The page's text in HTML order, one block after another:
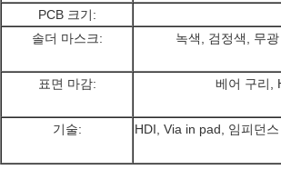
PCB 크기:
솔더 마스크:
녹색, 검정색, 무
표면 마감: 베어 구리,
기술:
HDI, Via in pad, 임피던